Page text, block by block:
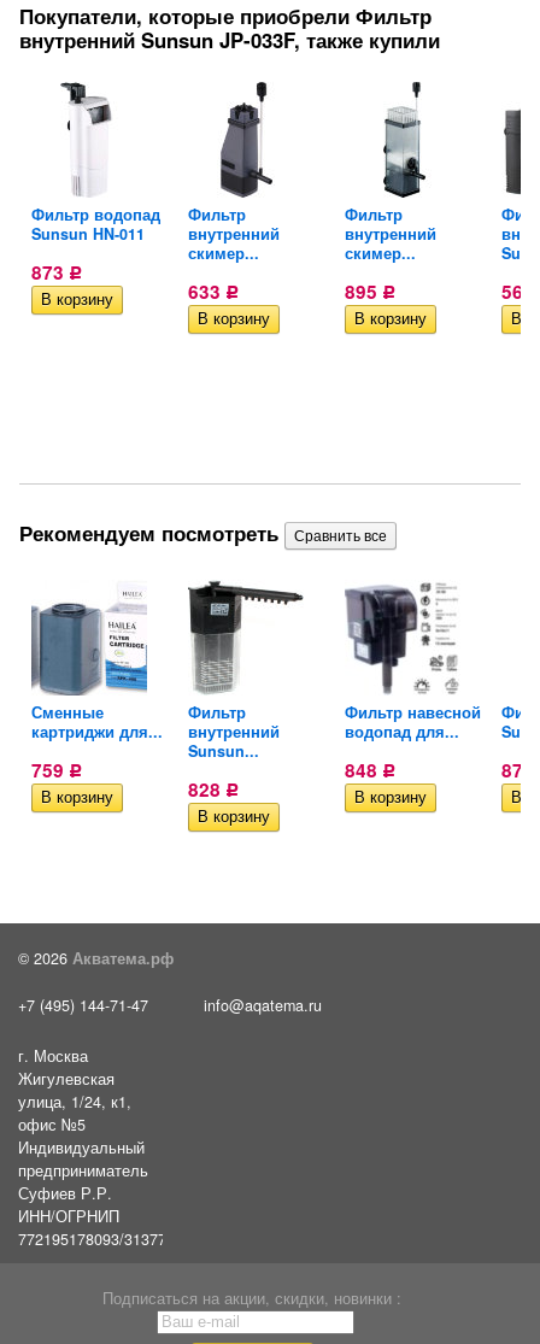
Покупатели, которые приобрели Фильтр
внутренний Sunsun JP-033F, также купили
Фильтр водопад
Sunsun HN-011
873 Р
Фильтр
внутренний
скимер...
633 Р
Фильтр
внутренний
скимер...
895 Р 568
Рекомендуем посмотреть
Сменные
картриджи для...
759 Р
Фильтр
внутренний
Sunsun...
828 Р
Фильтр навесной
водопад для...
848 Р 873
© 2026 Акватема.рф
+7 (495) 144-71-47 info@aqatema.ru
г. Москва
Жигулевская
улица, 1/24, к1,
офис №5
Индивидуальный
предприниматель
Суфиев Р.Р.
ИНН/ОГРНИП
772195178093/31377461610054
Подписаться на акции, скидки, новинки :